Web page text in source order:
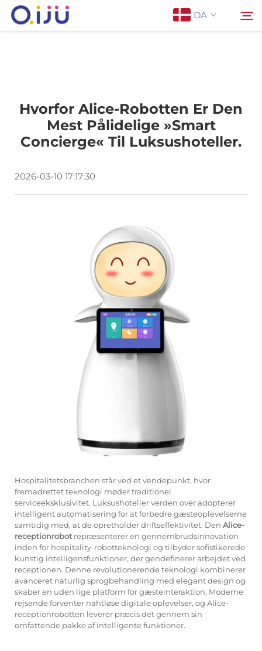
DA
Om os
Produkter
Anvendelse
Hvorfor Alice-Robotten Er Den
Mest Pålidelige »smart
Concierge« Til Luksushoteller.
2026-03-10 17:17:30
Hospitalitetsbranchen står ved et vendepunkt, hvor
fremadrettet teknologi møder traditionel
serviceeksklusivitet. Luksushoteller verden over adopterer
intelligent automatisering for at forbedre gæsteoplevelserne
samtidig med, at de opretholder driftseffektivitet. Den Alice-
receptionrobot repræsenterer en gennembrudsinnovation
inden for hospitality-robotteknologi og tilbyder sofistikerede
kunstig intelligensfunktioner, der gendefinerer arbejdet ved
receptionen. Denne revolutionerende teknologi kombinerer
avanceret naturlig sprogbehandling med elegant design og
skaber en uden lige platform for gæsteinteraktion. Moderne
rejsende forventer nahtløse digitale oplevelser, og Alice-
receptionrobotten leverer præcis det gennem sin
omfattende pakke af intelligente funktioner.